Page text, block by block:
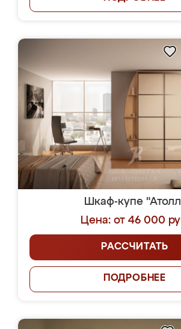
Шкаф-купе
Цена: от 46 000
РАССЧИТАТЬ
ПОДРОБНЕЕ